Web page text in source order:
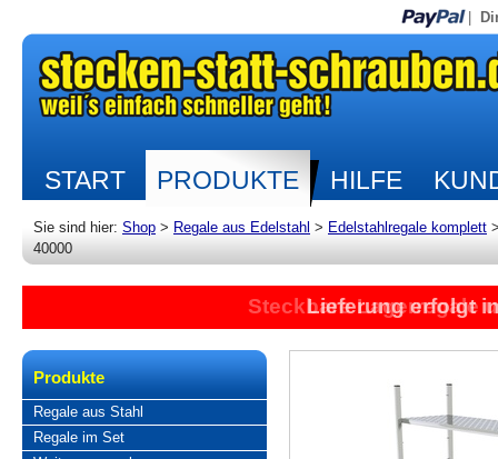
START PRODUKTE HILFE
Sie sind hier: Shop > Regale aus Edelstahl > Edelstahlregale komplett
40000
Steckbare Lagerregale
Lieferung erfolgt
Produkte
Regale aus Stahl
Regale im Set